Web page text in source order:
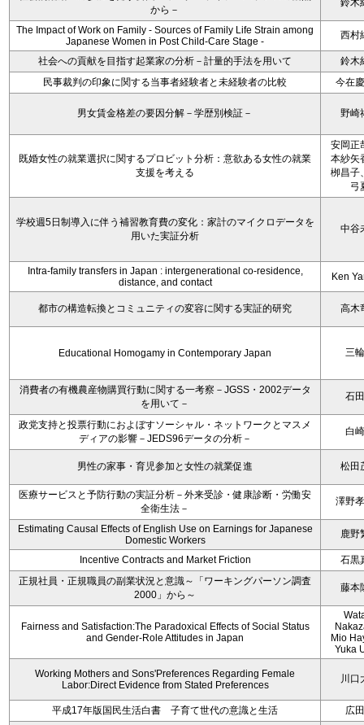
から－
鈴木
The Impact of Work on Family - Sources of Family Life Strain among
Japanese Women in Post Child-Care Stage -
西村
社会への貢献を目指す起業家の分析－計量的手法を用いて
鈴木
民事裁判の印象に関する当事者経験者と未経験者の比較
今在
男女賃金格差の要因分解－学歴別検証－ 野崎
既婚女性の就業選択に関するプロビット分析：意欲ある女性の就業
支援を考える
安岡正
本紗矢
栁昌子
弓
学校週5日制導入に伴う補習教育費の変化：家計のマイクロデータを
用いた実証分析
中谷
Intra-family transfers in Japan : intergenerational co-residence,
distance, and contact
Ken
都市の構造転換とコミュニティの変容に関する実証的研究 高木
Educational Homogamy in Contemporary Japan 三
消費者の有機農産物購買行動に関する一考察－JGSS・2002データ
を用いて－
石
政党支持と投票行動におよぼすソーシャル・ネットワークとマスメ
ディアの影響－JEDS96データの分析－
白
男性の家事・育児参加と女性の就業促進 松田
医療サービスと予防行動の実証分析－外来受診・健康診断・労働安
全衛生法－
澤野
Estimating Causal Effects of English Use on Earnings for Japanese
Domestic Workers
鹿野
Incentive Contracts and Market Friction
石黒
正規社員・正規職員の副業状況と意識～「ワーキングパーソン調査
2000」から～
藤本
Fairness and Satisfaction:The Paradoxical Effects of Social Status
and Gender-Role Attitudes in Japan
Mio
Yuka
Working Mothers and Sons'Preferences Regarding Female
Labor:Direct Evidence from Stated Preferences
川口
平成17年版国民生活白書 子育て世代の意識と生活
広